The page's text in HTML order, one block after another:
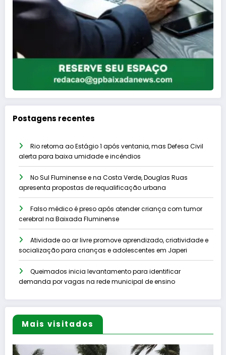
Postagens recentes
Rio retorna ao Estágio 1 após ventania, mas Defesa Civil
alerta para baixa umidade e incêndios
No Sul Fluminense e na Costa Verde, Douglas Ruas
apresenta propostas de requalificação urbana
Falso médico é preso após atender criança com tumor
cerebral na Baixada Fluminense
Atividade ao ar livre promove aprendizado, criatividade e
socialização para crianças e adolescentes em Japeri
Queimados inicia levantamento para identificar
demanda por vagas na rede municipal de ensino
Mais visitados